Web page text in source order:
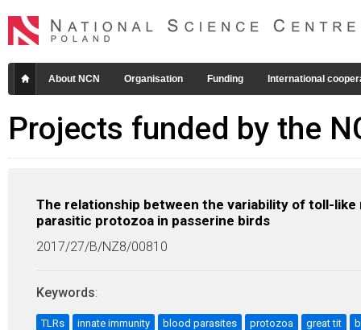
About NCN Organisation Funding International
Projects funded by the
The relationship between the variability of toll-
parasitic protozoa in passerine birds
2017/27/B/NZ8/00810
Keywords:
TLRs innate immunity blood parasites protozoa great tit